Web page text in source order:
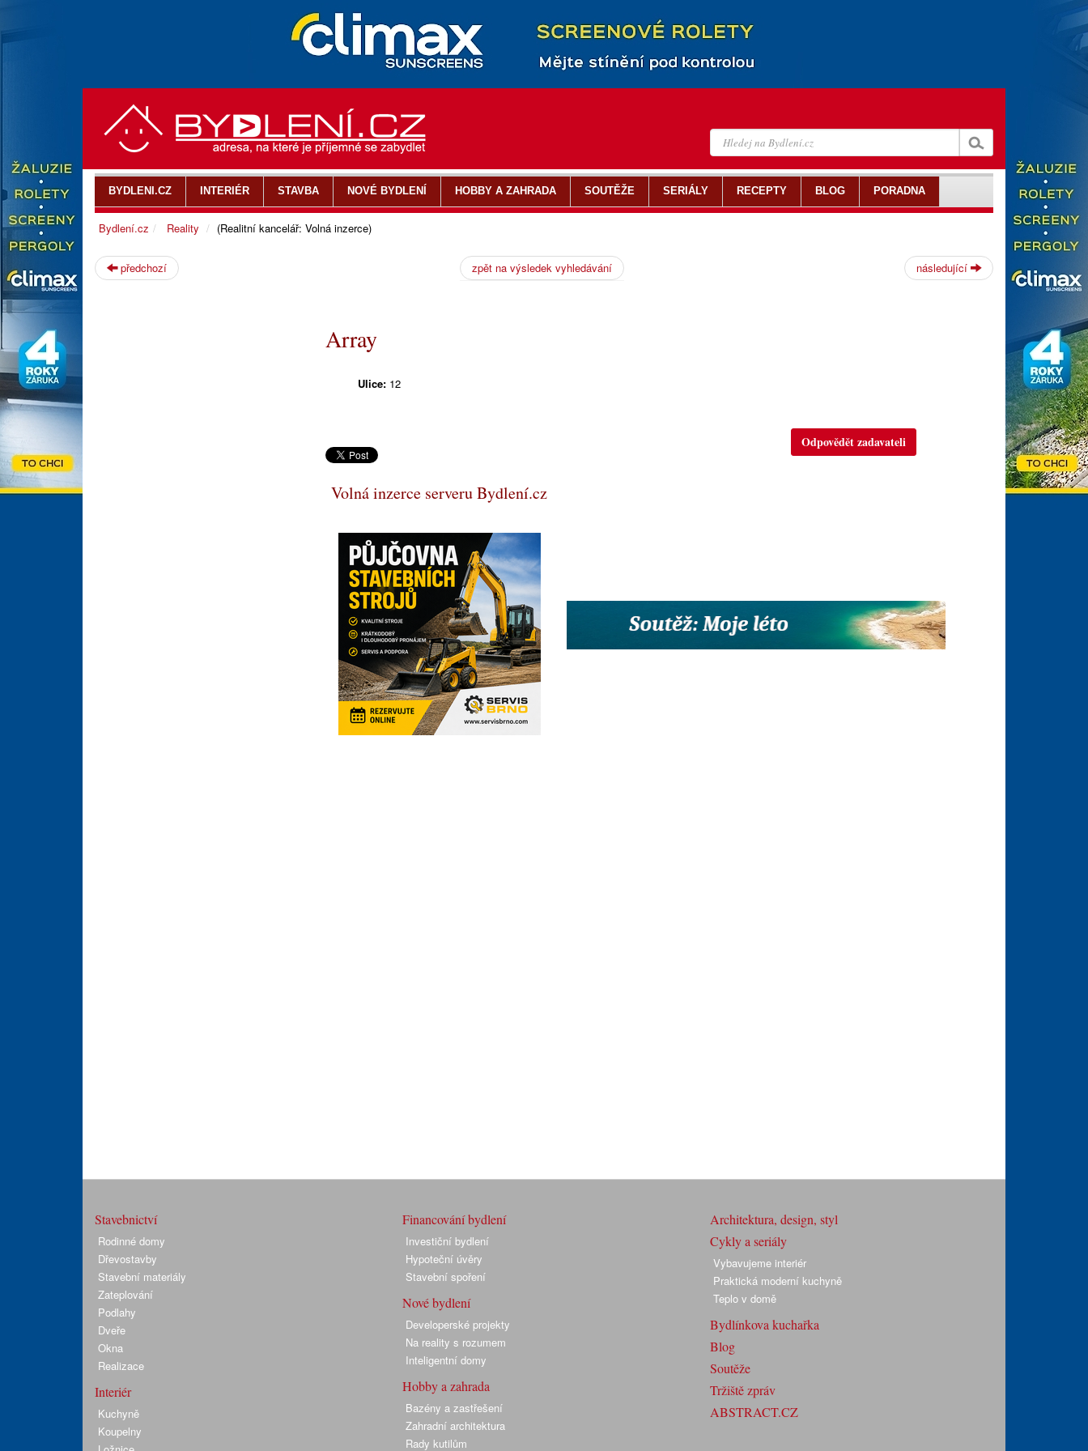
BYDLENI.CZ INTERIÉR STAVBA NOVÉ BYDLENÍ HOBBY A ZAHRADA SOUTĚŽE SERIÁLY RECEPTY BLOG PORADNA
Bydlení.cz Reality (Realitní kancelář: Volná inzerce)
předchozí zpět na výsledek vyhledávání následující
Array
Ulice: 12
Odpovědět zadavateli
Volná inzerce serveru Bydlení.cz
Stavebnictví
Rodinné domy
Dřevostavby
Stavební materiály
Zateplování
Podlahy
Dveře
Okna
Realizace
Interiér
Kuchyně
Koupelny
Financování bydlení
Investiční bydlení
Hypoteční úvěry
Stavební spoření
Nové bydlení
Developerské projekty
Na reality s rozumem
Inteligentní domy
Hobby a zahrada
Bazény a zastřešení
Zahradní architektura
Rady kutilům
Architektura, design, styl
Cykly a seriály
Vybavujeme interiér
Praktická moderní kuchyně
Teplo v domě
Bydlínkova kuchařka
Blog
Soutěže
Tržiště zpráv
ABSTRACT.CZ